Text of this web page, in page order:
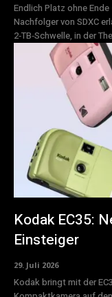
Endlich Platz ohne
Nachfolger von SDXC
2‑TB‑Schwelle, in der
Kodak EC35:
Einsteiger
29. Juli 2026
Kodak bringt mit der